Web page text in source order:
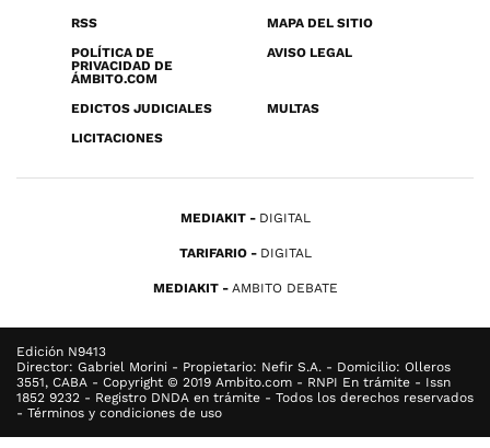
RSS
MAPA DEL SITIO
POLÍTICA DE
PRIVACIDAD DE
ÁMBITO.COM
AVISO LEGAL
EDICTOS JUDICIALES
MULTAS
LICITACIONES
MEDIAKIT DIGITAL
TARIFARIO DIGITAL
MEDIAKIT AMBITO DEBATE
Edición N9413
Director: Gabriel Morini - Propietario: Nefir S.A. - Domicilio: Olleros
3551, CABA - Copyright © 2019 Ambito.com - RNPI En trámite - Issn
1852 9232 - Registro DNDA en trámite - Todos los derechos reservados
- Términos y condiciones de uso